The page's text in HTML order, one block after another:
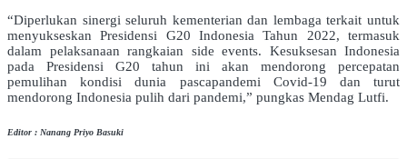
“Diperlukan sinergi seluruh kementerian dan lembaga terkait untuk
menyukseskan Presidensi G20 Indonesia Tahun 2022, termasuk
dalam pelaksanaan rangkaian side events. Kesuksesan Indonesia
pada Presidensi G20 tahun ini akan mendorong percepatan
pemulihan kondisi dunia pascapandemi Covid-19 dan turut
mendorong Indonesia pulih dari pandemi,” pungkas Mendag Lutfi.
Editor : Nanang Priyo Basuki